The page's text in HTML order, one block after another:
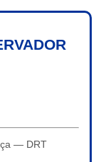
— DRT